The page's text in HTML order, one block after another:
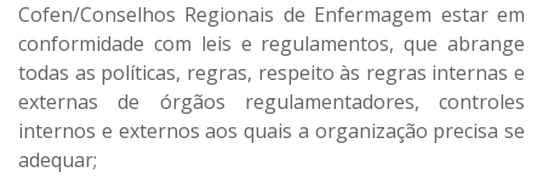
Cofen/Conselhos Regionais de Enfermagem estar em
conformidade com leis e regulamentos, que abrange
todas as políticas, regras, respeito às regras internas e
externas de órgãos regulamentadores, controles
internos e externos aos quais a organização precisa se
adequar;